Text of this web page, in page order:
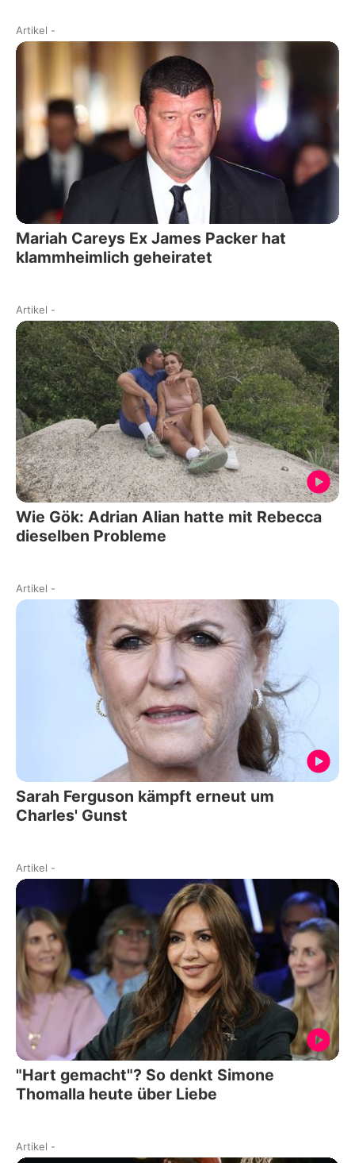
Artikel -
Mariah Careys Ex James Packer hat
klammheimlich geheiratet
Artikel -
Wie Gök: Adrian Alian hatte mit Rebecca
dieselben Probleme
Artikel -
Sarah Ferguson kämpft erneut um
Charles' Gunst
Artikel -
"Hart gemacht"? So denkt Simone
Thomalla heute über Liebe
Artikel -